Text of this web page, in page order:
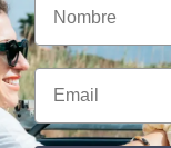
Email